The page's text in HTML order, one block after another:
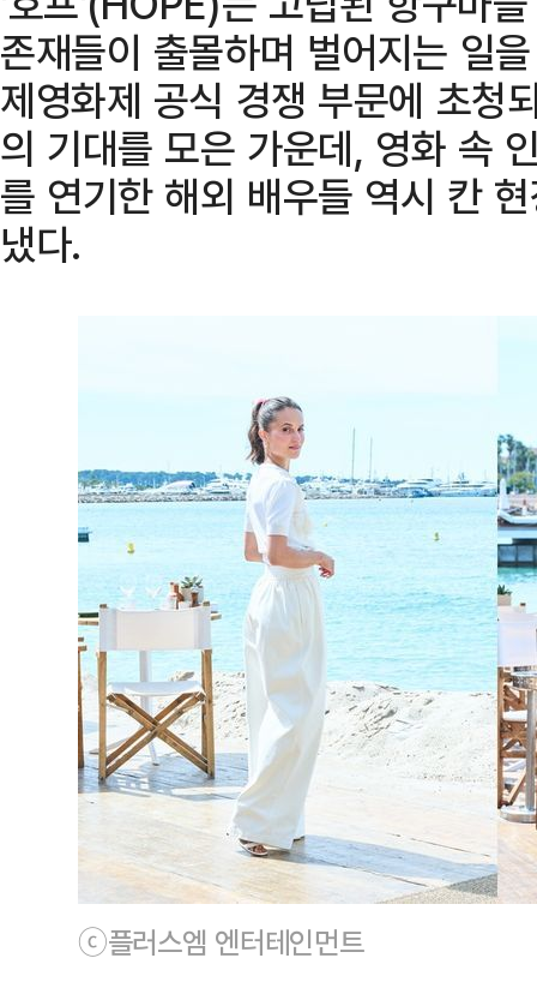
존재들이 출몰하며 벌어지는 일
제영화제 공식 경쟁 부문에 초청
의 기대를 모은 가운데, 영화 속
를 연기한 해외 배우들 역시 칸
냈다.
ⓒ플러스엠 엔터테인먼트